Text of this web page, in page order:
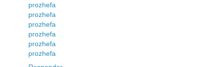
prozhefa
prozhefa
prozhefa
prozhefa
prozhefa
prozhefa